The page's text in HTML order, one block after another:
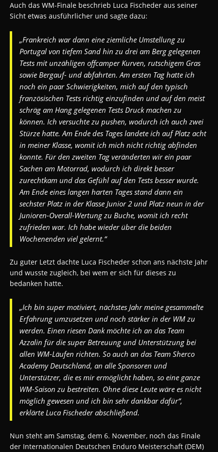
Auch das WM-Finale beschrieb Luca Fischeder aus seiner
Sicht etwas ausführlicher und sagte dazu:
„Frankreich war dann eine ziemliche Umstellung zu
Portugal von tiefem Sand hin zu drei am Berg gelegenen
Tests mit unzähligen offcamper Kurven, rutschigem Gras
sowie Bergauf- und abfahrten. Am ersten Tag hatte ich
noch ein paar Schwierigkeiten, mich auf den typisch
französischen Tests richtig einzufinden und auf den meist
schräg am Hang gelegenen Tests Druck machen zu
können. Ich versuchte zu pushen, wodurch ich auch zwei
Stürze hatte. Am Ende des Tages landete ich auf Platz acht
in meiner Klasse, womit ich mich nicht richtig abfinden
konnte. Für den zweiten Tag veränderten wir ein paar
Sachen am Motorrad, wodurch ich direkt besser
zurechtkam und das Gefühl auf den Tests besser wurde.
Am Ende eines langen harten Tages stand dann ein
sechster Platz in der Klasse Junior 2 und Platz neun in der
Junioren-Overall-Wertung zu Buche, womit ich recht
zufrieden war. Ich habe wieder über die beiden
Wochenenden viel gelernt.“
Zu guter Letzt dachte Luca Fischeder schon ans nächste Jahr
und wusste zugleich, bei wem er sich für dieses zu
bedanken hatte.
„Ich bin super motiviert, nächstes Jahr meine gesammelte
Erfahrung umzusetzen und noch stärker in der WM zu
werden. Einen riesen Dank möchte ich an das Team
Azzalin für die super Betreuung und Unterstützung bei
allen WM-Läufen richten. So auch an das Team Sherco
Academy Deutschland, an alle Sponsoren und
Unterstützer, die es mir ermöglicht haben, so eine ganze
WM-Saison zu bestreiten. Ohne diese Leute wäre es nicht
möglich gewesen und ich bin sehr dankbar dafür“,
erklärte Luca Fischeder abschließend.
Nun steht am Samstag, dem 6. November, noch das Finale
der Internationalen Deutschen Enduro Meisterschaft (DEM)